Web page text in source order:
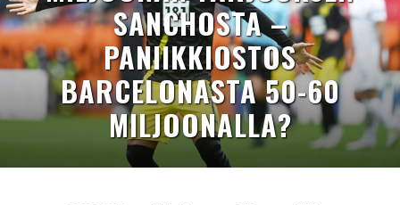
SANCHOSTA –
PANIIKKIOSTOS
BARCELONASTA 50-60
MILJOONALLA?